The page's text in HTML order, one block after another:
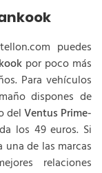
puedes
por poco más
Para vehículos
dispones de
delVentus Prime-
los 49 euros. Si
de las marcas
relaciones